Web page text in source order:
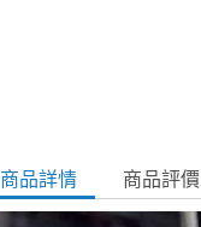
商品詳情 商品評價